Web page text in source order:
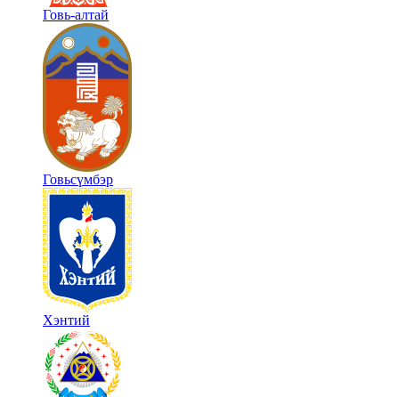
Говь-алтай
Говьсүмбэр
Хэнтий